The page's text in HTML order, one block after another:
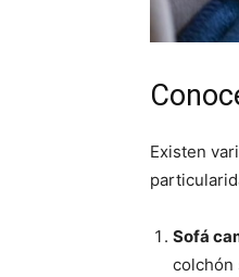
Existen
Sofá
colchón